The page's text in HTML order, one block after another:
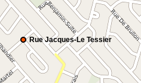
Rue Jacques-Le Tessier